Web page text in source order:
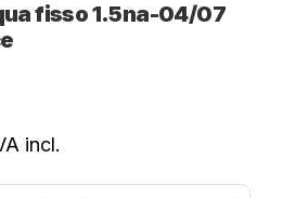
fisso 1.5na-04/07
incl.